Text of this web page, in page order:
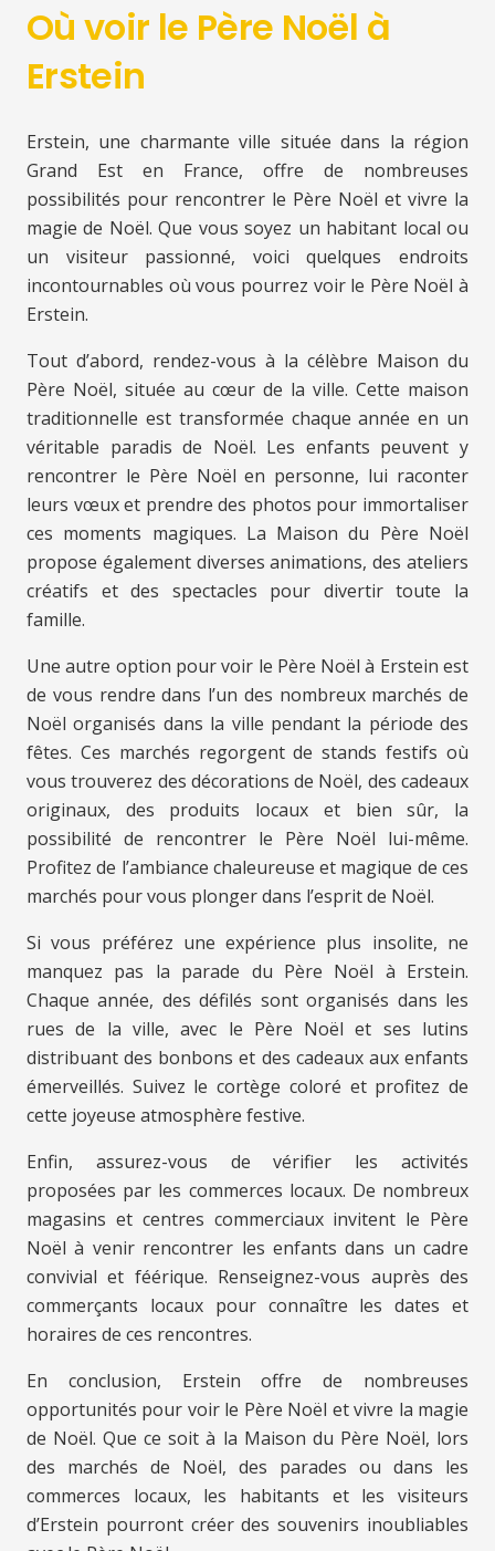
Où voir le Père Noël à
Erstein
Erstein, une charmante ville située dans la région
Grand Est en France, offre de nombreuses
possibilités pour rencontrer le Père Noël et vivre la
magie de Noël. Que vous soyez un habitant local ou
un visiteur passionné, voici quelques endroits
incontournables où vous pourrez voir le Père Noël à
Erstein.
Tout d’abord, rendez-vous à la célèbre Maison du
Père Noël, située au cœur de la ville. Cette maison
traditionnelle est transformée chaque année en un
véritable paradis de Noël. Les enfants peuvent y
rencontrer le Père Noël en personne, lui raconter
leurs vœux et prendre des photos pour immortaliser
ces moments magiques. La Maison du Père Noël
propose également diverses animations, des ateliers
créatifs et des spectacles pour divertir toute la
famille.
Une autre option pour voir le Père Noël à Erstein est
de vous rendre dans l’un des nombreux marchés de
Noël organisés dans la ville pendant la période des
fêtes. Ces marchés regorgent de stands festifs où
vous trouverez des décorations de Noël, des cadeaux
originaux, des produits locaux et bien sûr, la
possibilité de rencontrer le Père Noël lui-même.
Profitez de l’ambiance chaleureuse et magique de ces
marchés pour vous plonger dans l’esprit de Noël.
Si vous préférez une expérience plus insolite, ne
manquez pas la parade du Père Noël à Erstein.
Chaque année, des défilés sont organisés dans les
rues de la ville, avec le Père Noël et ses lutins
distribuant des bonbons et des cadeaux aux enfants
émerveillés. Suivez le cortège coloré et profitez de
cette joyeuse atmosphère festive.
Enfin, assurez-vous de vérifier les activités
proposées par les commerces locaux. De nombreux
magasins et centres commerciaux invitent le Père
Noël à venir rencontrer les enfants dans un cadre
convivial et féérique. Renseignez-vous auprès des
commerçants locaux pour connaître les dates et
horaires de ces rencontres.
En conclusion, Erstein offre de nombreuses
opportunités pour voir le Père Noël et vivre la magie
de Noël. Que ce soit à la Maison du Père Noël, lors
des marchés de Noël, des parades ou dans les
commerces locaux, les habitants et les visiteurs
d’Erstein pourront créer des souvenirs inoubliables